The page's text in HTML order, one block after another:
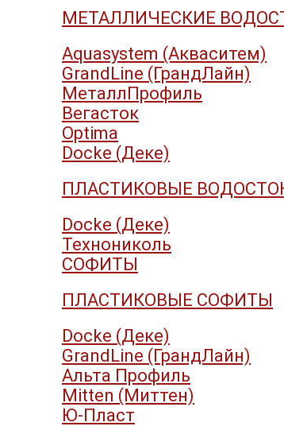
МЕТАЛЛИЧЕСКИЕ
Aquasystem (Акваситем)
GrandLine (ГрандЛайн)
МеталлПрофиль
Вегасток
Optima
Docke (Деке)
ПЛАСТИКОВЫЕ
Docke (Деке)
Технониколь
СОФИТЫ
ПЛАСТИКОВЫЕ СОФИТЫ
Docke (Деке)
GrandLine (ГрандЛайн)
Альта Профиль
Mitten (Миттен)
Ю-Пласт